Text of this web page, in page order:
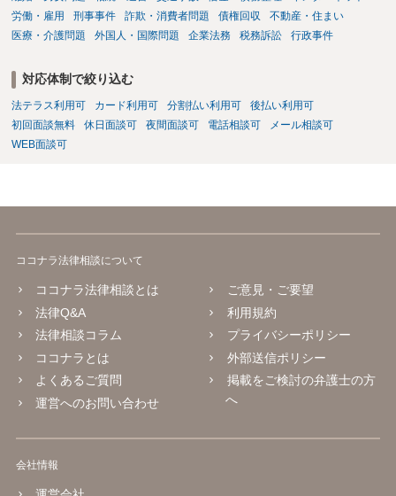
労働・雇用
刑事事件 詐欺・消費者問題 債権回収
不動産・住まい
医療・介護問題
外国人・国際問題 企業法務 税務訴訟 行政事件
対応体制で絞り込む
法テラス利用可 カード利用可 分割払い利用可
後払い利用可
初回面談無料
休日面談可 夜間面談可 電話相談可
メール相談可
WEB面談可
ココナラ法律相談について
ココナラ法律相談とは
法律Q&A
法律相談コラム
ココナラとは
よくあるご質問
運営へのお問い合わせ
ご意見・ご要望
利用規約
プライバシーポリシー
外部送信ポリシー
掲載をご検討の弁護士の方
へ
会社情報